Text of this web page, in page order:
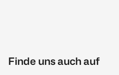
Finde uns auch auf